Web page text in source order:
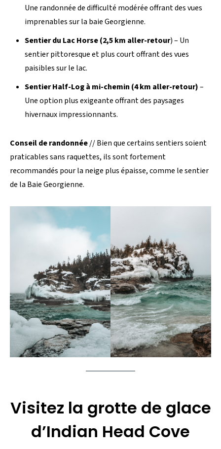
Une randonnée de difficulté modérée offrant des vues
imprenables sur la baie Georgienne.
Sentier du Lac Horse (2,5 km aller-retour) – Un
sentier pittoresque et plus court offrant des vues
paisibles sur le lac.
Sentier Half-Log à mi-chemin (4 km aller-retour)–
Une option plus exigeante offrant des paysages
hivernaux impressionnants.
Conseil de randonnée// Bien que certains sentiers soient
praticables sans raquettes, ils sont fortement
recommandés pour la neige plus épaisse, comme le sentier
de la Baie Georgienne.
Visitez la grotte de glace
d’Indian Head Cove